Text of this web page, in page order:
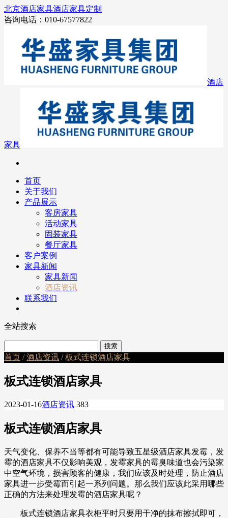
北京酒店家具酒店家具定制
咨询电话：010-67577822
酒店
家具
首页
关于我们
产品展示
客房家具
活动家具
固装家具
餐厅家具
客户案例
家具新闻
家具新闻
酒店资讯
联系我们
全站搜索
首页 /酒店资讯 / 板式连锁酒店家具
板式连锁酒店家具
2023-01-16酒店资讯 383
板式连锁酒店家具
天气变化、保养不当等都有可能导致五星级酒店家具发霉，发
霉的酒店家具不仅影响美观，发霉家具的霉臭味道也会污染家
中空气环境，损害顾客的健康，我们应该及时处理，防止酒店
家具进一步受霉而引起一系列问题。那么我们应该此采用哪些
正确的方法来处理发霉的酒店家具呢？
板式连锁酒店家具衣柜平时只要用干净的抹布擦拭即可，